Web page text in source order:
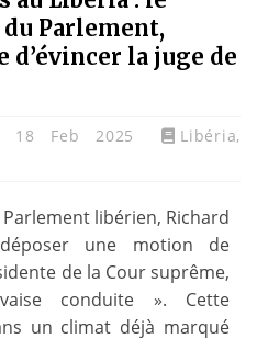
Parlement,
d’évincer la juge de
18 Feb 2025 Libéria,
libérien, Richard
une motion de
de la Cour suprême,
conduite ». Cette
un climat déjà marqué